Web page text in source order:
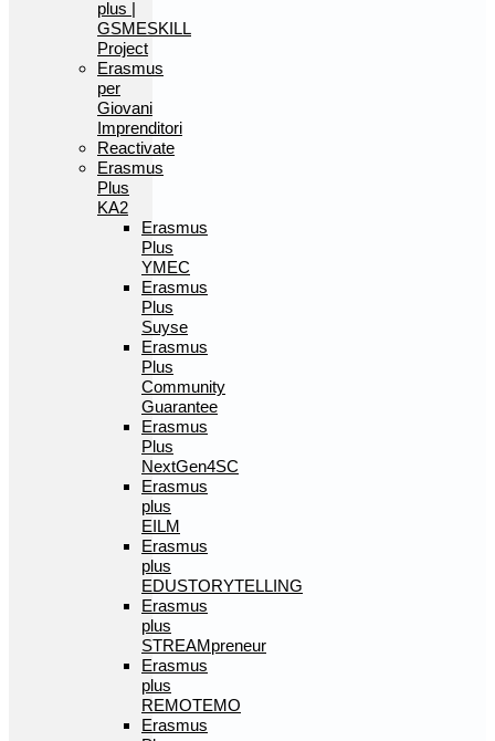
plus |
GSMESKILL
Project
Erasmus
per
Giovani
Imprenditori
Reactivate
Erasmus
Plus
KA2
Erasmus
Plus
YMEC
Erasmus
Plus
Suyse
Erasmus
Plus
Community
Guarantee
Erasmus
Plus
NextGen4SC
Erasmus
plus
EILM
Erasmus
plus
EDUSTORYTELLING
Erasmus
plus
STREAMpreneur
Erasmus
plus
REMOTEMO
Erasmus